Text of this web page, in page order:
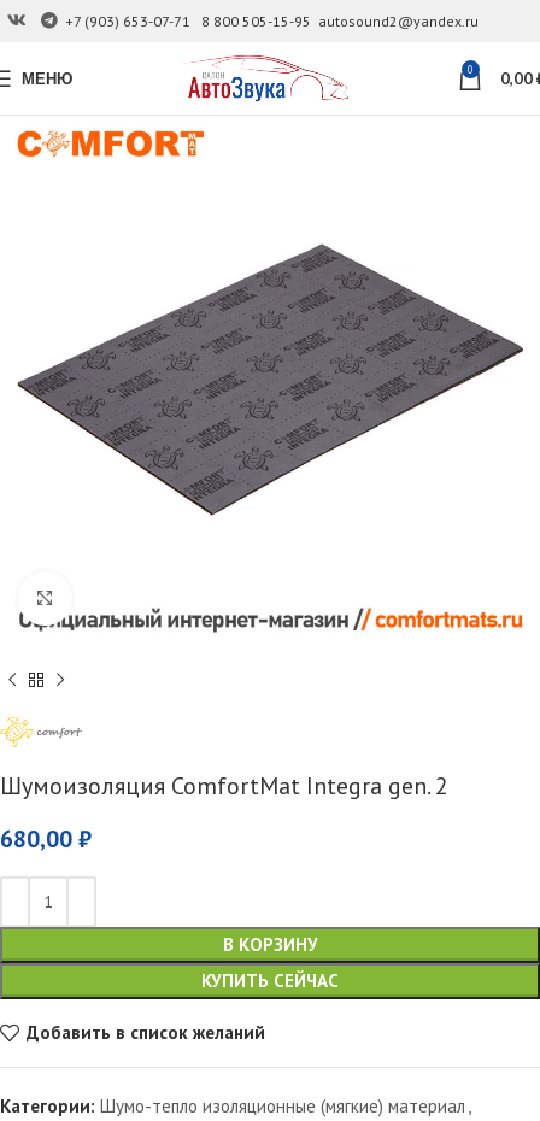
+7 (903) 653-07-71 8 800 505-15-95 autosound2@yandex.ru
МЕНЮ 0 0,00
Шумоизоляция ComfortMat Integra gen. 2
680,00 ₽
В КОРЗИНУ
КУПИТЬ СЕЙЧАС
Добавить в список желаний
Категории: Шумо-тепло изоляционные (мягкие) материал ,